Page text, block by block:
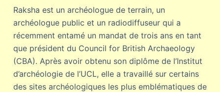
Raksha est un archéologue de terrain, un
archéologue public et un radiodiffuseur qui a
récemment entamé un mandat de trois ans en tant
que président du Council for British Archaeology
(CBA). Après avoir obtenu son diplôme de l’Institut
d’archéologie de l’UCL, elle a travaillé sur certains
des sites archéologiques les plus emblématiques de